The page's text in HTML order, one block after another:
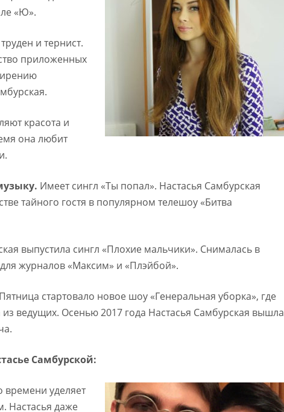
«Ю».
и тернист.
приложенных
красота и
она любит
Имеет сингл «Ты попал». Настасья Самбурская
тайного гостя в популярном телешоу «Битва
выпустила сингл «Плохие мальчики». Снималась в
журналов «Максим» и «Плэйбой».
стартовало новое шоу «Генеральная уборка», где
ведущих. Осенью 2017 года Настасья Самбурская вышла
Самбурской:
времени уделяет
Настасья даже